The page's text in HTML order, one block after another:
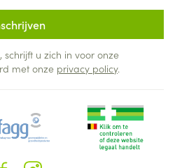
schrijft u zich in voor onze
met onze privacy policy.